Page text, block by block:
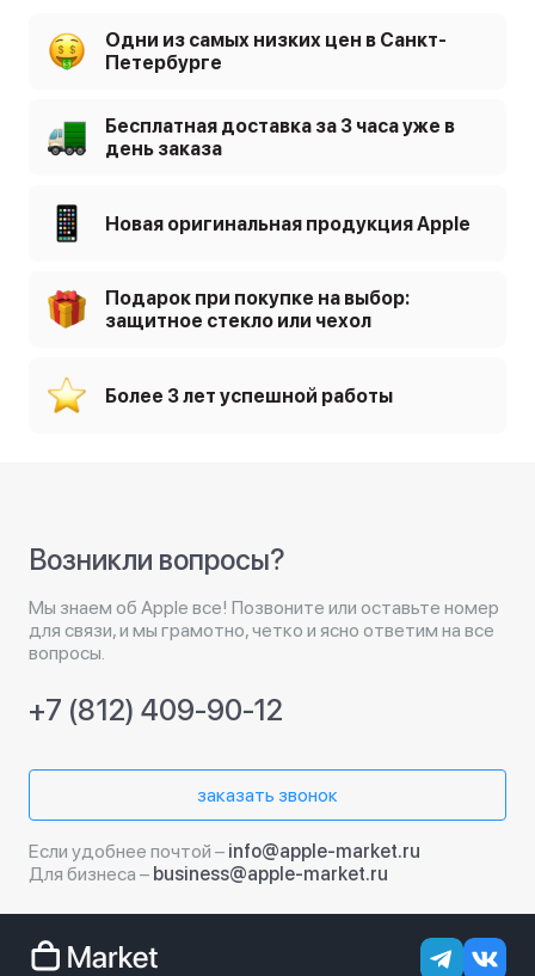
Одни из самых низких цен в Санкт-
Петербурге
Бесплатная доставка за 3 часа уже в
день заказа
Новая оригинальная продукция Apple
Подарок при покупке на выбор:
защитное стекло или чехол
Более 3 лет успешной работы
Возникли вопросы?
Мы знаем об Apple все! Позвоните или оставьте номер
для связи, и мы грамотно, четко и ясно ответим на все
вопросы.
+7 (812) 409-90-12
заказать звонок
Если удобнее почтой – info@apple-market.ru
Для бизнеса – business@apple-market.ru